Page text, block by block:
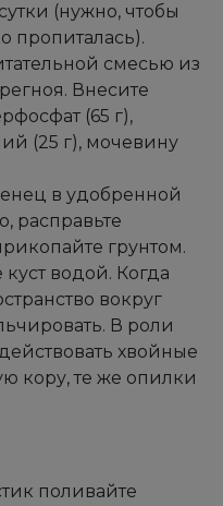
(нужно, чтобы
пропиталась).
смесью из
Внесите
(65 г),
(25 г), мочевину
в удобренной
расправьте
грунтом.
водой. Когда
вокруг
В роли
хвойные
кору, те же опилки
поливайте